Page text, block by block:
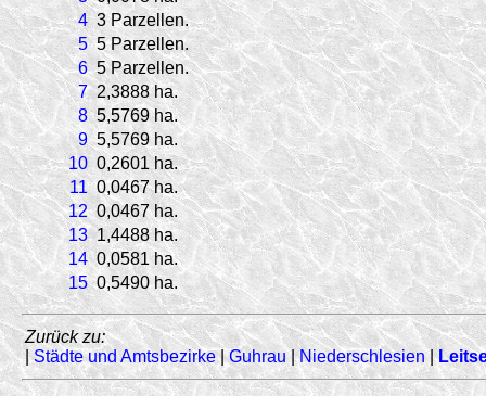
4 3 Parzellen.
5 5 Parzellen.
6 5 Parzellen.
7 2,3888 ha.
8 5,5769 ha.
9 5,5769 ha.
10 0,2601 ha.
11 0,0467 ha.
12 0,0467 ha.
13 1,4488 ha.
14 0,0581 ha.
15 0,5490 ha.
Zurück zu:
|Städte und Amtsbezirke|Guhrau|Niederschlesien|